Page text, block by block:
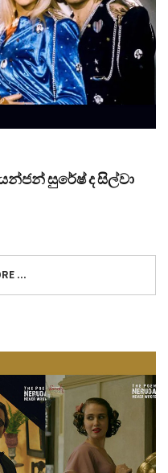
සුරේෂ් ද සිල්වා
...